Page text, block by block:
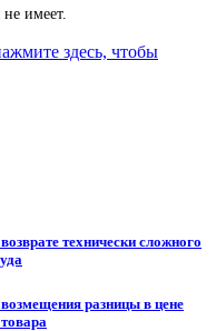
имеет.
здесь, чтобы
технически сложного
разницы в цене